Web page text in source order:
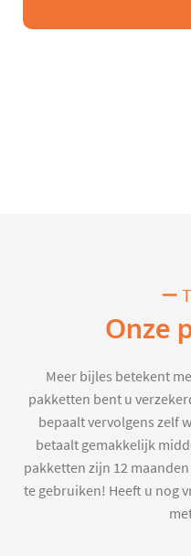
Onze
Meer bijles betekent
pakketten bent u
bepaalt vervolgens zelf
betaalt gemakkelijk
pakketten zijn 12
te gebruiken! Heeft u nog